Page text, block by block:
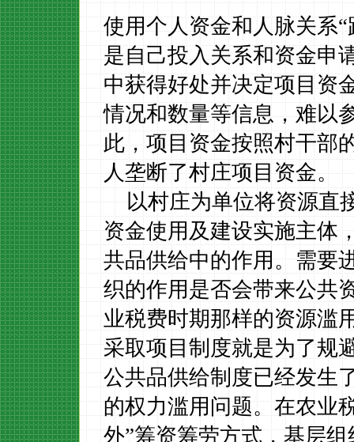
使用个人资金和人脉关系“
是自己投入关系和资金申
中获得好处并决定项目资
情况和数量等信息，难以
此，项目资金按照村干部
人垄断了村庄项目资金。
以村庄为单位将资源直
资金使用及建设实施主体
共品供给中的作用。需要
织的作用是否会带来公共
业税费时期那样的资源滥
采取项目制度就是为了规
公共品供给制度已经发生
的权力滥用问题。在农业
外”筹资筹劳方式，基层